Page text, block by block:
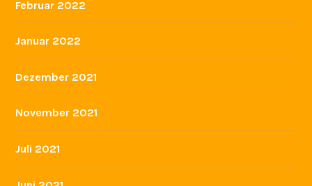
Dezember 2022
November 2022
Oktober 2022
September 2022
Juli 2022